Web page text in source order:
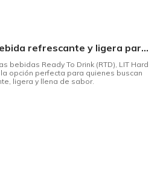
LIT Hard Seltzer: bebida refrescante y ligera para disfrutar de este verano
bebidas Ready To Drink (RTD), LIT Hard
opción perfecta para quienes buscan
ligera y llena de sabor.